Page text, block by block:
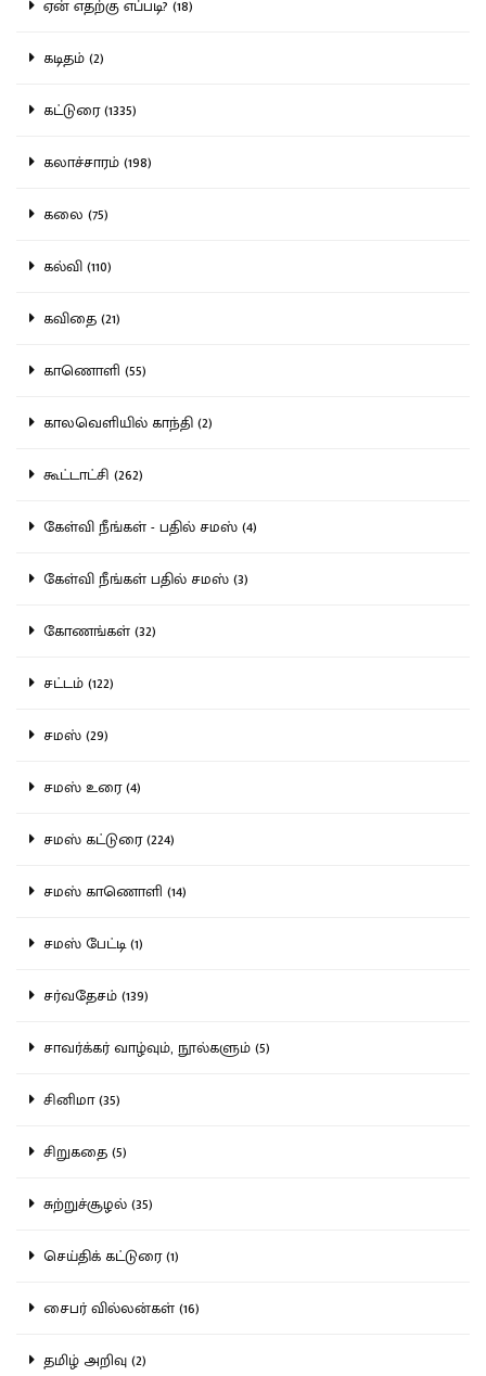
ஏன் எதற்கு எப்படி? (18)
கடிதம் (2)
கட்டுரை (1335)
கலாச்சாரம் (198)
கலை (75)
கல்வி (110)
கவிதை (21)
காணொளி (55)
காலவெளியில் காந்தி (2)
கூட்டாட்சி (262)
கேள்வி நீங்கள் - பதில் சமஸ் (4)
கேள்வி நீங்கள் பதில் சமஸ் (3)
கோணங்கள் (32)
சட்டம் (122)
சமஸ் (29)
சமஸ் உரை (4)
சமஸ் கட்டுரை (224)
சமஸ் காணொளி (14)
சமஸ் பேட்டி (1)
சர்வதேசம் (139)
சாவர்க்கர் வாழ்வும், நூல்களும் (5)
சினிமா (35)
சிறுகதை (5)
சுற்றுச்சூழல் (35)
செய்திக் கட்டுரை (1)
சைபர் வில்லன்கள் (16)
தமிழ் அறிவு (2)